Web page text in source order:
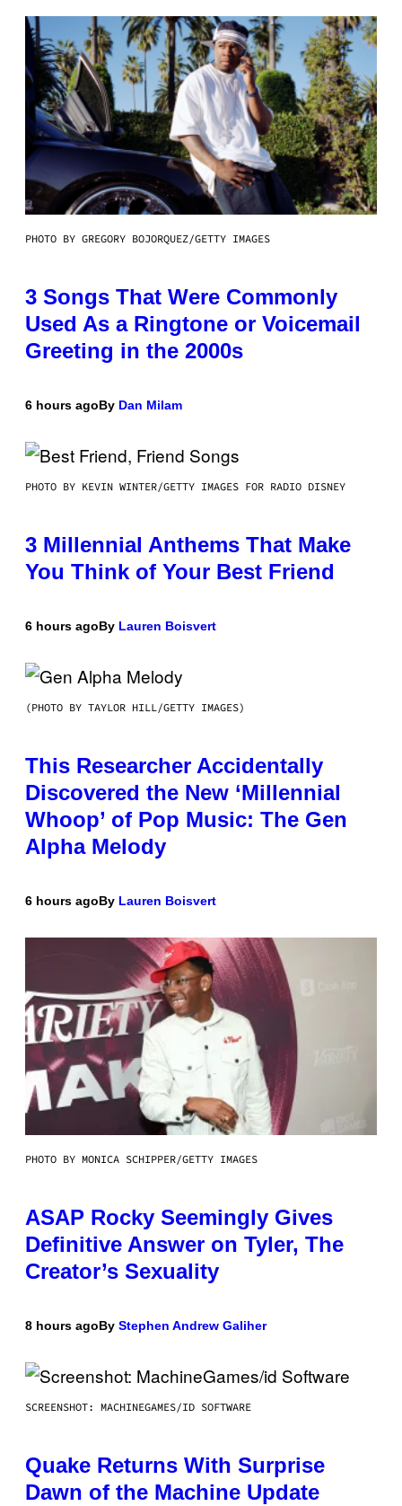
PHOTO BY GREGORY BOJORQUEZ/GETTY IMAGES
3 Songs That Were Commonly
Used As a Ringtone or Voicemail
Greeting in the 2000s
6 hours agoBy Dan Milam
PHOTO BY KEVIN WINTER/GETTY IMAGES FOR RADIO DISNEY
3 Millennial Anthems That Make
You Think of Your Best Friend
6 hours agoBy Lauren Boisvert
(PHOTO BY TAYLOR HILL/GETTY IMAGES)
This Researcher Accidentally
Discovered the New ‘Millennial
Whoop’ of Pop Music: The Gen
Alpha Melody
6 hours agoBy Lauren Boisvert
PHOTO BY MONICA SCHIPPER/GETTY IMAGES
ASAP Rocky Seemingly Gives
Definitive Answer on Tyler, The
Creator’s Sexuality
8 hours agoBy Stephen Andrew Galiher
SCREENSHOT: MACHINEGAMES/ID SOFTWARE
Quake Returns With Surprise
Dawn of the Machine Update